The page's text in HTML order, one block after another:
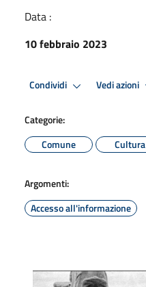
Data :
10 febbraio 2023
Condividi Vedi azioni
Categorie:
Comune
Cultura
Argomenti:
Accesso all'informazione